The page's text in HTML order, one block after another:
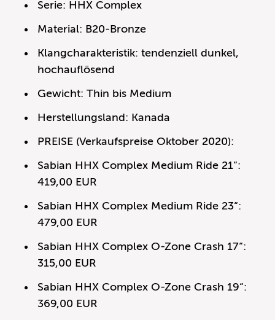
Serie: HHX Complex
Material: B20-Bronze
Klangcharakteristik: tendenziell dunkel,
hochauflösend
Gewicht: Thin bis Medium
Herstellungsland: Kanada
PREISE (Verkaufspreise Oktober 2020):
Sabian HHX Complex Medium Ride 21“:
419,00 EUR
Sabian HHX Complex Medium Ride 23“:
479,00 EUR
Sabian HHX Complex O-Zone Crash 17“:
315,00 EUR
Sabian HHX Complex O-Zone Crash 19“:
369,00 EUR